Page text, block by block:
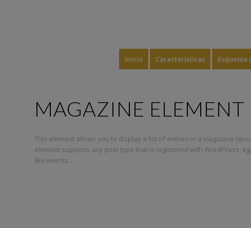
Inicio Características Esquema
MAGAZINE ELEMENT
This element allows you to display a list of entries in a magazine
element supports any post type that is registered with WordPress,
like events…